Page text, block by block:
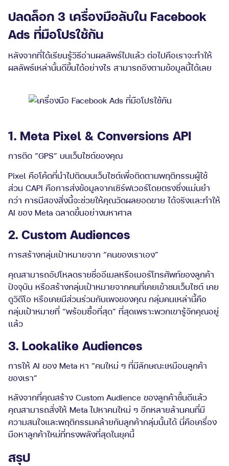
ปลดล็อก 3 เครื่องมือลับใน Facebook
Ads ที่มือโปรใช้กัน
หลังจากที่ได้เรียนรู้วิธีอ่านผลลัพธ์ไปแล้ว ต่อไปคือเราจะทำให้
ผลลัพธ์เหล่านั้นดีขึ้นได้อย่างไร สามารถอิงตามข้อมูลนี้ได้เลย
1. Meta Pixel & Conversions API
การติด “GPS” บนเว็บไซต์ของคุณ
Pixel คือโค้ดที่นำไปติดบนเว็บไซต์เพื่อติดตามพฤติกรรมผู้ใช้
ส่วน CAPI คือการส่งข้อมูลจากเซิร์ฟเวอร์โดยตรงซึ่งแม่นยำ
กว่า การมีสองสิ่งนี้จะช่วยให้คุณวัดผลยอดขาย ได้จริงและทำให้
AI ของ Meta ฉลาดขึ้นอย่างมหาศาล
2. Custom Audiences
การสร้างกลุ่มเป้าหมายจาก “คนของเราเอง”
คุณสามารถอัปโหลดรายชื่ออีเมลหรือเบอร์โทรศัพท์ของลูกค้า
ปัจจุบัน หรือสร้างกลุ่มเป้าหมายจากคนที่เคยเข้าชมเว็บไซต์ เคย
ดูวิดีโอ หรือเคยมีส่วนร่วมกับเพจของคุณ กลุ่มคนเหล่านี้คือ
กลุ่มเป้าหมายที่ “พร้อมซื้อที่สุด” ที่สุดเพราะพวกเขารู้จักคุณอยู่
แล้ว
3. Lookalike Audiences
การให้ AI ของ Meta หา “คนใหม่ ๆ ที่มีลักษณะเหมือนลูกค้า
ของเรา”
หลังจากที่คุณสร้าง Custom Audience ของลูกค้าชั้นดีแล้ว
คุณสามารถสั่งให้ Meta ไปหาคนใหม่ ๆ อีกหลายล้านคนที่มี
ความสนใจและพฤติกรรมคล้ายกับลูกค้ากลุ่มนั้นได้ นี่คือเครื่อง
มือหาลูกค้าใหม่ที่ทรงพลังที่สุดในยุคนี้
สรุป